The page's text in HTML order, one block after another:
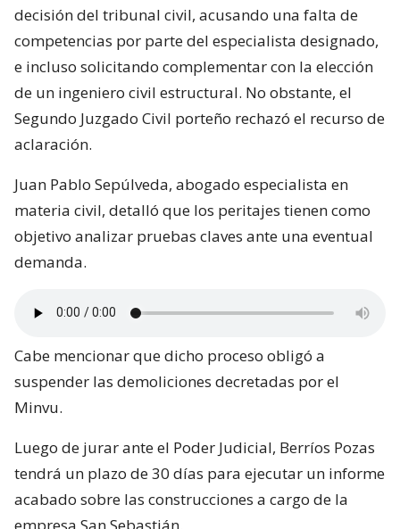
decisión del tribunal civil, acusando una falta de
competencias por parte del especialista designado,
e incluso solicitando complementar con la elección
de un ingeniero civil estructural. No obstante, el
Segundo Juzgado Civil porteño rechazó el recurso de
aclaración.
Juan Pablo Sepúlveda, abogado especialista en
materia civil, detalló que los peritajes tienen como
objetivo analizar pruebas claves ante una eventual
demanda.
Cabe mencionar que dicho proceso obligó a
suspender las demoliciones decretadas por el
Minvu.
Luego de jurar ante el Poder Judicial, Berríos Pozas
tendrá un plazo de 30 días para ejecutar un informe
acabado sobre las construcciones a cargo de la